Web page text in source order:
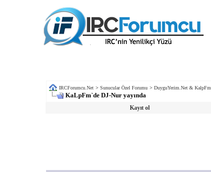
IRCForumcu.Net > Sunucular Özel Forumu > DuyguYerim.Net & KalpFm
KaLpFm`de DJ-Nur yayında
Kayıt ol